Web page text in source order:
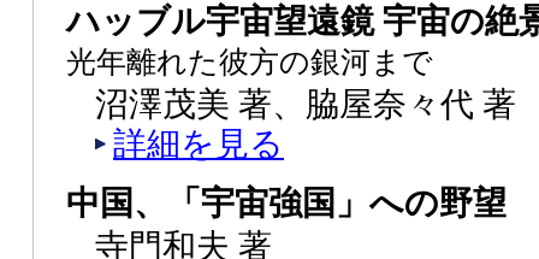
ハッブル宇宙望遠鏡 宇宙の
光年離れた彼方の銀河まで
沼澤茂美 著、脇屋奈々代 著
詳細を見る
中国、「宇宙強国」への野望
寺門和夫 著